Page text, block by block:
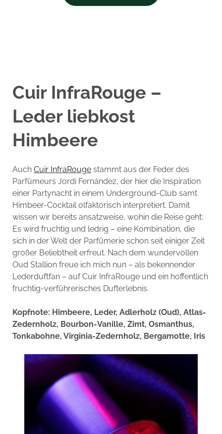
Cuir InfraRouge –
Leder liebkost
Himbeere
Auch Cuir InfraRougestammt aus der Feder des
Parfümeurs Jordi Fernández, der hier die Inspiration
einer Partynacht in einem Underground-Club samt
Himbeer-Cocktail olfaktorisch interpretiert. Damit
wissen wir bereits ansatzweise, wohin die Reise geht:
Es wird fruchtig und ledrig – eine Kombination, die
sich in der Welt der Parfümerie schon seit einiger Zeit
großer Beliebtheit erfreut. Nach dem wundervollen
Oud Stallion freue ich mich nun – als bekennender
Lederduftfan – auf Cuir InfraRouge und ein hoffentlich
fruchtig-verführerisches Dufterlebnis.
Kopfnote: Himbeere, Leder, Adlerholz (Oud), Atlas-
Zedernholz, Bourbon-Vanille, Zimt, Osmanthus,
Tonkabohne, Virginia-Zedernholz, Bergamotte, Iris